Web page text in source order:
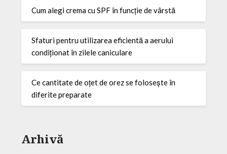
Cum alegi crema cu SPF în funcție de vârstă
Sfaturi pentru utilizarea eficientă a aerului
condiționat în zilele caniculare
Ce cantitate de oțet de orez se folosește în
diferite preparate
Arhivă